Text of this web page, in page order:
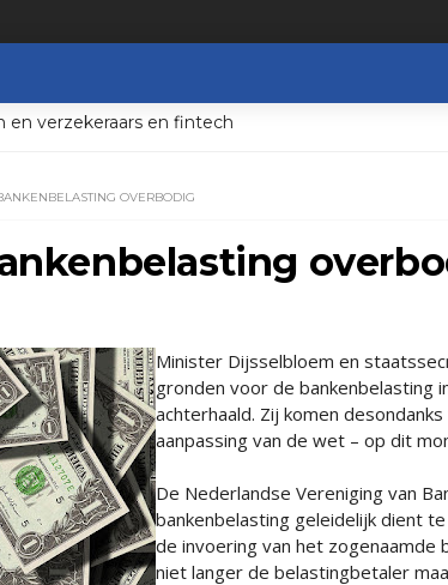
en verzekeraars en fintech
OVERBODIG
Minister Dijsselbloem en
gronden voor de bankenbelasting
achterhaald. Zij komen
aanpassing van de wet – op dit
De Nederlandse Vereniging van
bankenbelasting geleidelijk dient
de invoering van het zogenaamde
niet langer de belastingbetaler